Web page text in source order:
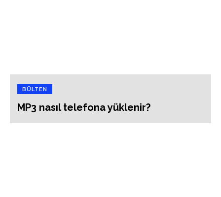
BÜLTEN
MP3 nasıl telefona yüklenir?